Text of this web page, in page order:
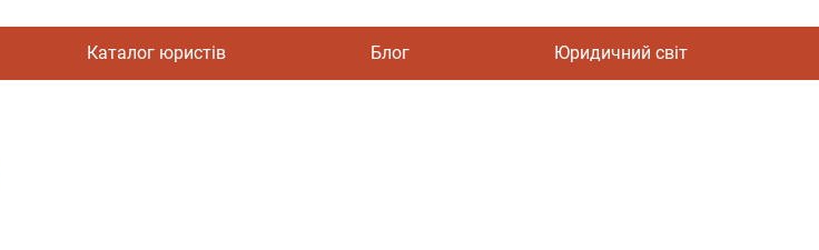
Каталог юристів Блог Юридичний світ